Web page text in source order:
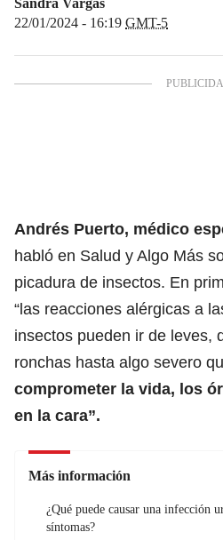
22/01/2024 - 16:19 GMT-5
Andrés Puerto, médico
habló en Salud y Algo Más
picadura de insectos. En
“las reacciones alérgicas a
insectos pueden ir de leves,
ronchas hasta algo severo
comprometer la vida, los
en la cara”.
Más información
¿Qué puede causar una infección
síntomas?